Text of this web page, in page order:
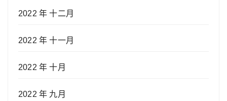
2022 年 十二月
2022 年 十一月
2022 年 十月
2022 年 九月